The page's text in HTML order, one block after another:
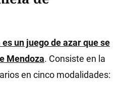
un juego de azar que se
Mendoza. Consiste en la
en cinco modalidades: